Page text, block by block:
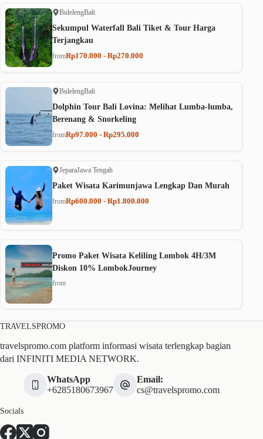
BulelengBali
Sekumpul Waterfall Bali Tiket & Tour Harga
Terjangkau
fromRp170.000 - Rp270.000
BulelengBali
Dolphin Tour Bali Lovina: Melihat Lumba-lumba,
Berenang & Snorkeling
fromRp97.000 - Rp295.000
JeparaJawa Tengah
Paket Wisata Karimunjawa Lengkap Dan Murah
fromRp600.000 - Rp1.800.000
Promo Paket Wisata Keliling Lombok 4H/3M
Diskon 10% LombokJourney
from
TRAVELSPROMO
travelspromo.com platform informasi wisata terlengkap bagian
dari INFINITI MEDIA NETWORK.
WhatsApp
+6285180673967
Email:
cs@travelspromo.com
Socials